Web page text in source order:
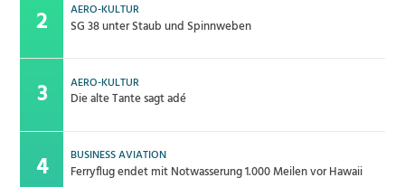
AERO-KULTUR
SG 38 unter Staub und Spinnweben
AERO-KULTUR
Die alte Tante sagt adé
BUSINESS AVIATION
Ferryflug endet mit Notwasserung 1.000 Meilen vor Hawaii